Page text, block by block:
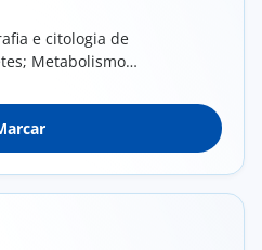
e citologia de
Metabolismo